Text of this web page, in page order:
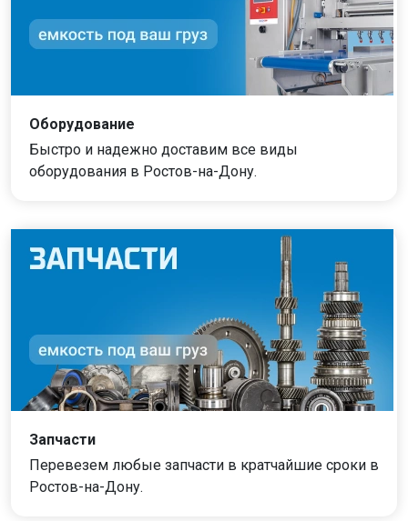
Оборудование
Быстро и надежно доставим все виды
оборудования в Ростов-на-Дону.
Запчасти
Перевезем любые запчасти в кратчайшие сроки в
Ростов-на-Дону.